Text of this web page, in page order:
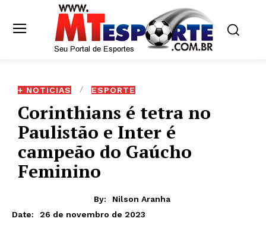
+ NOTICIAS ESPORTE
Corinthians é tetra no
Paulistão e Inter é
campeão do Gaúcho
Feminino
By:
Nilson Aranha
Date:
26 de novembro de 2023